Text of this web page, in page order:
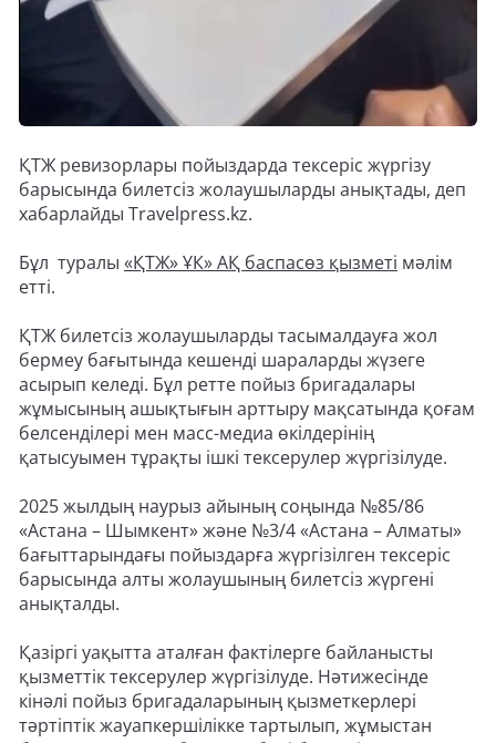
ҚТЖ ревизорлары пойыздарда тексеріс жүргізу
барысында билетсіз жолаушыларды анықтады, деп
хабарлайды Travelpress.kz.
Бұл туралы «ҚТЖ» ҰК» АҚ баспасөз қызметі мәлім
етті.
ҚТЖ билетсіз жолаушыларды тасымалдауға жол
бермеу бағытында кешенді шараларды жүзеге
асырып келеді. Бұл ретте пойыз бригадалары
жұмысының ашықтығын арттыру мақсатында қоғам
белсенділері мен масс-медиа өкілдерінің
қатысуымен тұрақты ішкі тексерулер жүргізілуде.
2025 жылдың наурыз айының соңында №85/86
«Астана – Шымкент» және №3/4 «Астана – Алматы»
бағыттарындағы пойыздарға жүргізілген тексеріс
барысында алты жолаушының билетсіз жүргені
анықталды.
Қазіргі уақытта аталған фактілерге байланысты
қызметтік тексерулер жүргізілуде. Нәтижесінде
кінәлі пойыз бригадаларының қызметкерлері
тәртіптік жауапкершілікке тартылып, жұмыстан